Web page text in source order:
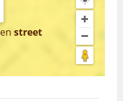
en street